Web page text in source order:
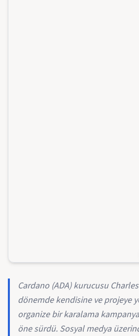
Cardano (ADA) kurucusu
dönemde kendisine ve projeye
organize bir karalama
öne sürdü. Sosyal medya